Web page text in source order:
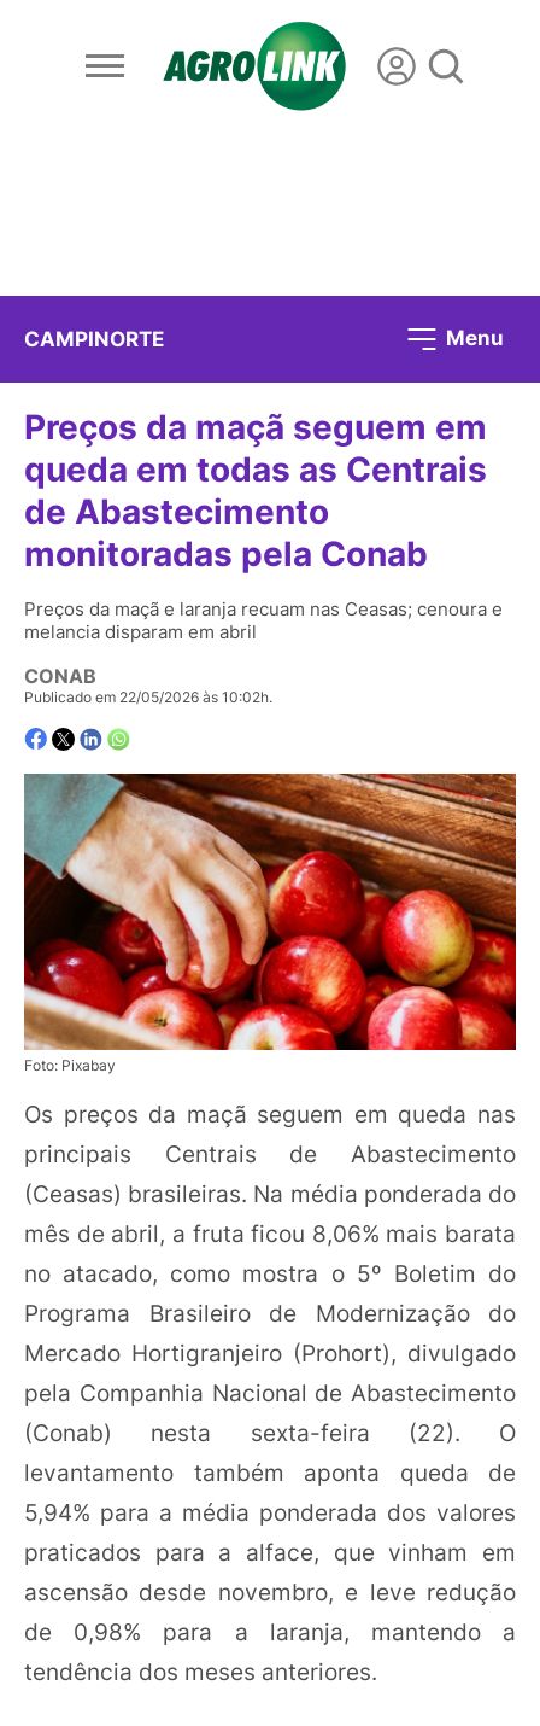
CAMPINORTE Menu
Preços da maçã seguem em
queda em todas as Centrais
de Abastecimento
monitoradas pela Conab
Preços da maçã e laranja recuam nas Ceasas; cenoura e
melancia disparam em abril
CONAB
Publicado em 22/05/2026 às 10:02h.
Foto: Pixabay
Os preços da maçã seguem em queda nas
principais Centrais de Abastecimento
(Ceasas) brasileiras. Na média ponderada do
mês de abril, a fruta ficou 8,06% mais barata
no atacado, como mostra o 5º Boletim do
Programa Brasileiro de Modernização do
Mercado Hortigranjeiro (Prohort), divulgado
pela Companhia Nacional de Abastecimento
(Conab) nesta sexta-feira (22). O
levantamento também aponta queda de
5,94% para a média ponderada dos valores
praticados para a alface, que vinham em
ascensão desde novembro, e leve redução
de 0,98% para a laranja, mantendo a
tendência dos meses anteriores.